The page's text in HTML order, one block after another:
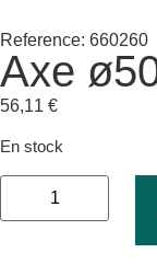
Reference: 660260
Axe
56,11 €
En stock